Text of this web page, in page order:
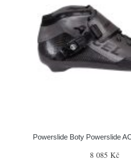
Powerslide Boty Powerslide
8 085 Kč